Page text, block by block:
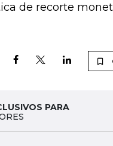
de recorte
PARA